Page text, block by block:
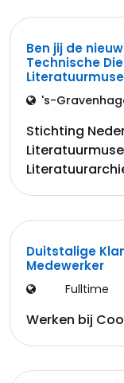
Ben jij de
Technische
's-
Stichting
Duitstalige
Medewerker
Fulltime
Werken bij